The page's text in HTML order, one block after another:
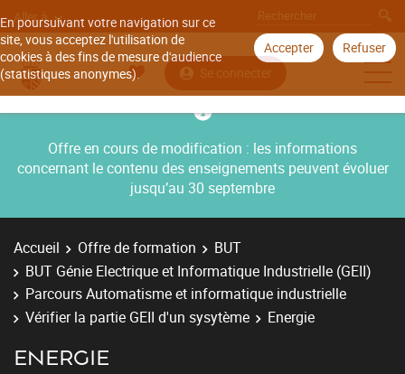
En poursuivant votre navigation sur ce
site, vous acceptez l'utilisation de
cookies à des fins de mesure d'audience
(statistiques anonymes).
Accepter Refuser
Aller à
Se connecter
Offre en cours de modification : les informations
concernant le contenu des enseignements peuvent évoluer
jusqu’au 30 septembre
Accueil Offre de formation
BUT
BUT Génie Electrique et Informatique Industrielle (GEII)
Parcours Automatisme et informatique industrielle
Vérifier la partie GEII d'un sysytème
Energie
ENERGIE